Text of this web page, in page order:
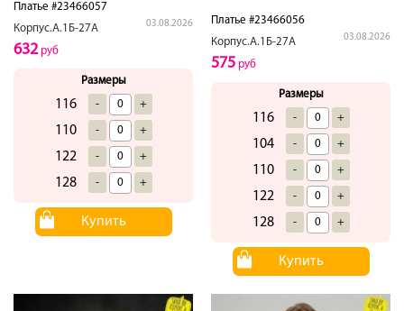
Платье #23466057
Корпус.А.1Б-27А
03.08.2026
632руб
Размеры
116 - +
110 - +
122 - +
128 - +
Купить
Платье #23466056
Корпус.А.1Б-27А
03.08.2026
575 руб
Размеры
116 - +
104 - +
110 - +
122 - +
128 - +
Купить